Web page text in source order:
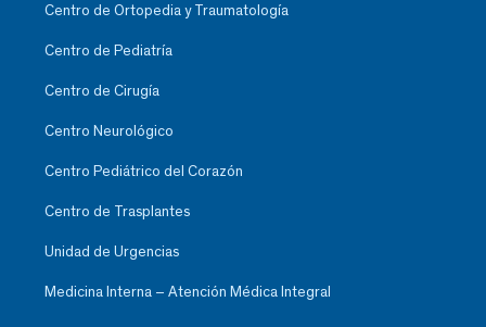
Centro de Ortopedia y Traumatología
Centro de Pediatría
Centro de Cirugía
Centro Neurológico
Centro Pediátrico del Corazón
Centro de Trasplantes
Unidad de Urgencias
Medicina Interna – Atención Médica Integral